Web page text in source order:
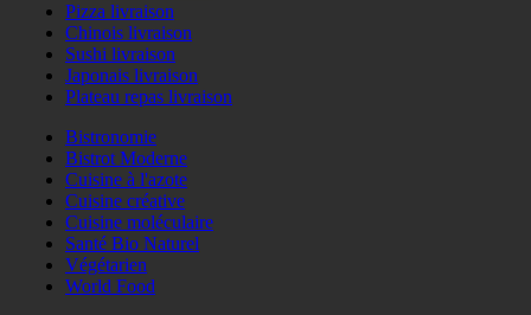
Pizza livraison
Chinois livraison
Sushi livraison
Japonais livraison
Plateau repas livraison
Bistronomie
Bistrot Moderne
Cuisine à l'azote
Cuisine créative
Cuisine moléculaire
Santé Bio Naturel
Végétarien
World Food